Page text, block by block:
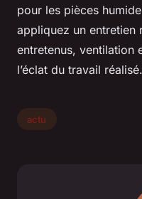
pour les pièces
appliquez un entretien
entretenus, ventilation
l’éclat du travail réalisé.
actu